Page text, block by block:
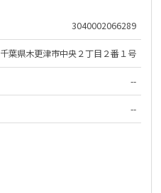
3040002066289
千葉県木更津市中央２丁目２番１号
--
--